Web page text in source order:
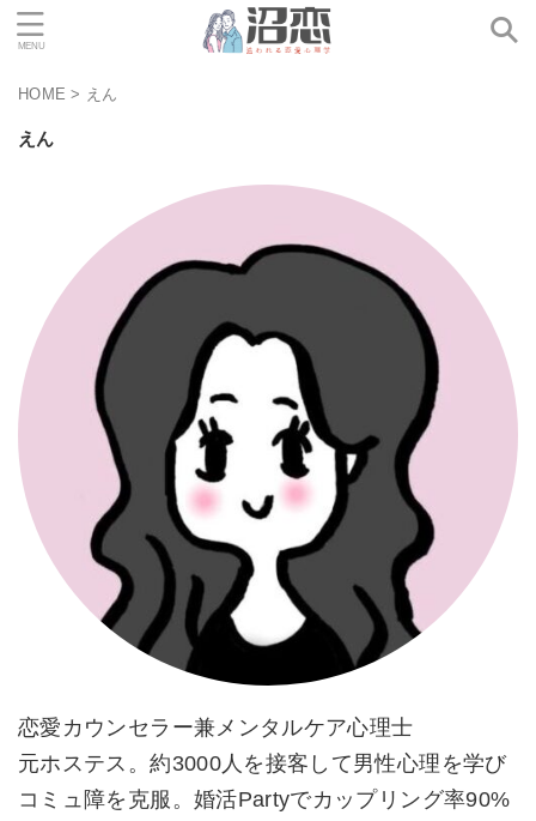
HOME > えん
えん
恋愛カウンセラー兼メンタルケア心理士
元ホステス。約3000人を接客して男性心理を学び
コミュ障を克服。婚活Partyでカップリング率90%